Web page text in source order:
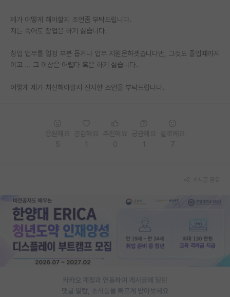
반도체 아카데미
재팬라운지 🌸
제가 어떻게 해야할지 조언좀 부탁드립니다.
저는 죽어도 창업은 하기 싫습니다.
창업 업무를 일정 부분 돕거나 업무 지원은하겟습니다만, 그것도 졸업떄까지
이고 ... 그 이상은 어렵다 혹은 하기 싫습니다..
어떻게 제가 처신해야할지 진지한 조언을 부탁드립니다.
카카오 계정과 연동하여 게시글에 달린
댓글 알람, 소식등을 빠르게 받아보세요